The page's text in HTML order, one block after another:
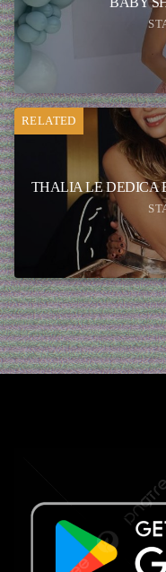
RELATED
THALIA LE DEDICA